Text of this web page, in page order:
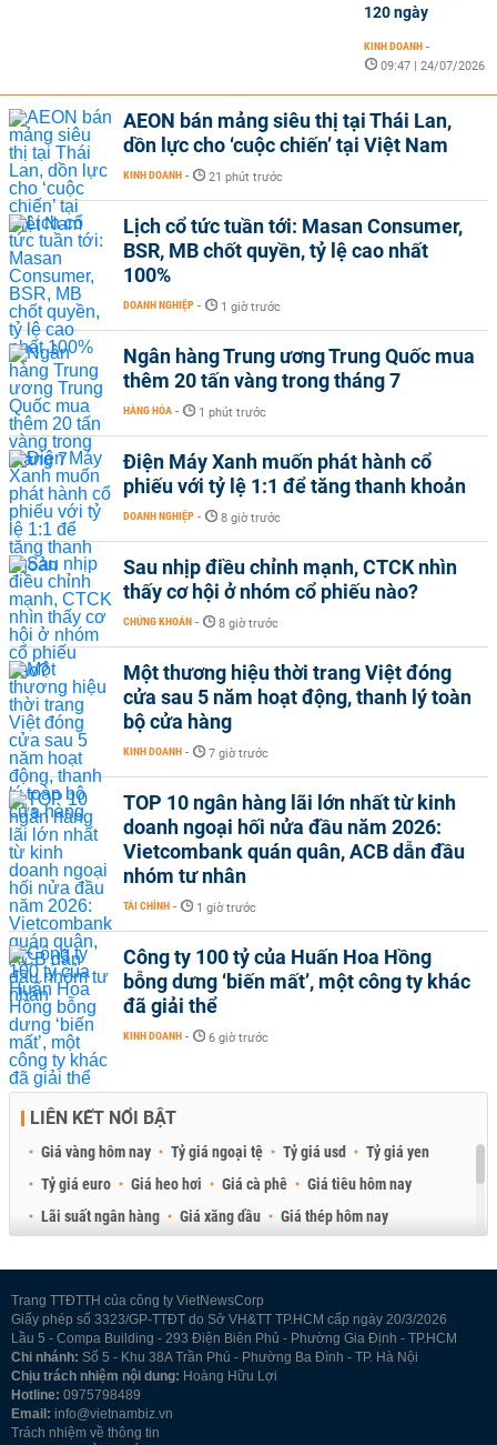
120 ngày
KINH DOANH -
09:47 | 24/07/2026
AEON bán mảng siêu thị tại Thái Lan,
dồn lực cho ‘cuộc chiến’ tại Việt Nam
KINH DOANH - 21 phút trước
Lịch cổ tức tuần tới: Masan Consumer,
BSR, MB chốt quyền, tỷ lệ cao nhất
100%
DOANH NGHIỆP - 1 giờ trước
Ngân hàng Trung ương Trung Quốc mua
thêm 20 tấn vàng trong tháng 7
HÀNG HÓA - 1 phút trước
Điện Máy Xanh muốn phát hành cổ
phiếu với tỷ lệ 1:1 để tăng thanh khoản
DOANH NGHIỆP - 8 giờ trước
Sau nhịp điều chỉnh mạnh, CTCK nhìn
thấy cơ hội ở nhóm cổ phiếu nào?
CHỨNG KHOÁN - 8 giờ trước
Một thương hiệu thời trang Việt đóng
cửa sau 5 năm hoạt động, thanh lý toàn
bộ cửa hàng
KINH DOANH - 7 giờ trước
TOP 10 ngân hàng lãi lớn nhất từ kinh
doanh ngoại hối nửa đầu năm 2026:
Vietcombank quán quân, ACB dẫn đầu
nhóm tư nhân
TÀI CHÍNH - 1 giờ trước
Công ty 100 tỷ của Huấn Hoa Hồng
bỗng dưng ‘biến mất’, một công ty khác
đã giải thể
KINH DOANH - 6 giờ trước
LIÊN KẾT NỔI BẬT
Giá vàng hôm nay Tỷ giá ngoại tệ Tỷ giá usd
Tỷ giá yen
Tỷ giá euro
Giá heo hơi Giá cà phê
Giá tiêu hôm nay
Lãi suất ngân hàng
Giá xăng dầu
Giá thép hôm nay
Trang TTĐTTH của công ty VietNewsCorp
Giấy phép số 3323/GP-TTĐT do Sở VH&TT TP.HCM cấp ngày 20/3/2026
Lầu 5 - Compa Building - 293 Điện Biên Phủ - Phường Gia Định - TP.HCM
Chi nhánh: Số 5 - Khu 38A Trần Phú - Phường Ba Đình - TP. Hà Nội
Chịu trách nhiệm nội dung: Hoàng Hữu Lợi
Hotline: 0975798489
Email: info@vietnambiz.vn
Trách nhiệm về thông tin